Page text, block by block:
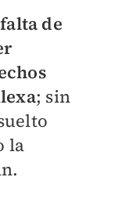
de
; sin
la